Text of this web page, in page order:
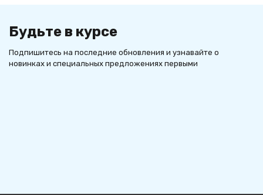
Будьте в курсе
Подпишитесь на последние обновления и узнавайте о
новинках и специальных предложениях первыми